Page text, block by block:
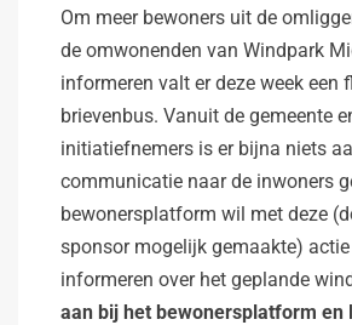
Om meer bewoners uit de
de omwonenden van Windpark
informeren valt er deze week een
brievenbus. Vanuit de gemeente
initiatiefnemers is er bijna niets
communicatie naar de inwoners
bewonersplatform wil met deze
sponsor mogelijk gemaakte) actie
informeren over het geplande
aan bij het bewonersplatform en